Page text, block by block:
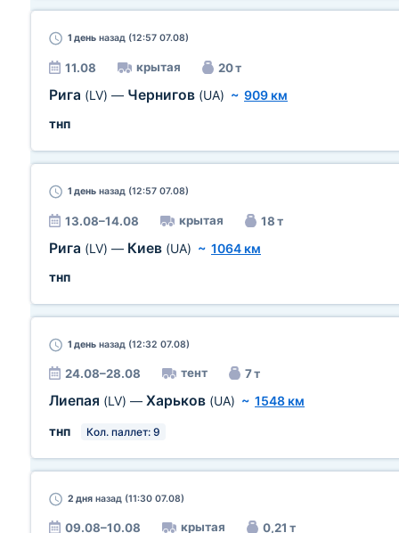
1 день назад (12:57 07.08)
11.08 крытая 20 т
Рига (LV) — Чернигов (UA) ~ 909 км
тнп
1 день назад (12:57 07.08)
13.08–14.08 крытая 18 т
Рига (LV) — Киев (UA) ~ 1064 км
тнп
1 день назад (12:32 07.08)
24.08–28.08 тент 7 т
Лиепая (LV) — Харьков (UA) ~ 1548 км
тнп
Кол. паллет: 9
2 дня назад (11:30 07.08)
09.08–10.08 крытая 0,21 т